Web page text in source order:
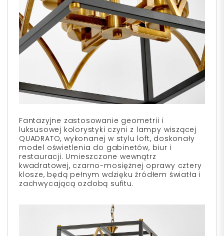
Fantazyjne zastosowanie geometrii i
luksusowej kolorystyki czyni z lampy wiszącej
QUADRATO, wykonanej w stylu loft, doskonały
model oświetlenia do gabinetów, biur i
restauracji. Umieszczone wewnątrz
kwadratowej, czarno-mosiężnej oprawy cztery
klosze, będą pełnym wdzięku źródłem światła i
zachwycającą ozdobą sufitu.